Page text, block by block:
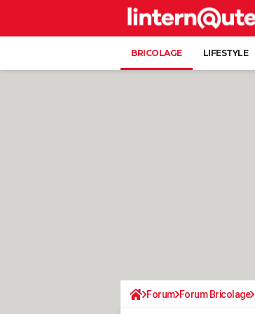
BRICOLAGE LIFESTYLE
Forum Forum Bricolage